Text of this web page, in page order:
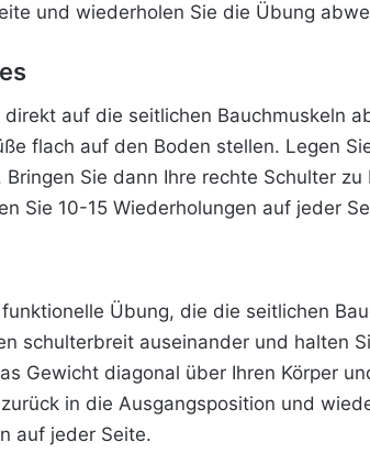
und wiederholen Sie die Übung
auf die seitlichen Bauchmuskeln
flach auf den Boden stellen. Legen
Sie dann Ihre rechte Schulter
Sie 10-15 Wiederholungen auf jeder
Übung, die die seitlichen
schulterbreit auseinander und halten
Gewicht diagonal über Ihren Körper
in die Ausgangsposition und
auf jeder Seite.